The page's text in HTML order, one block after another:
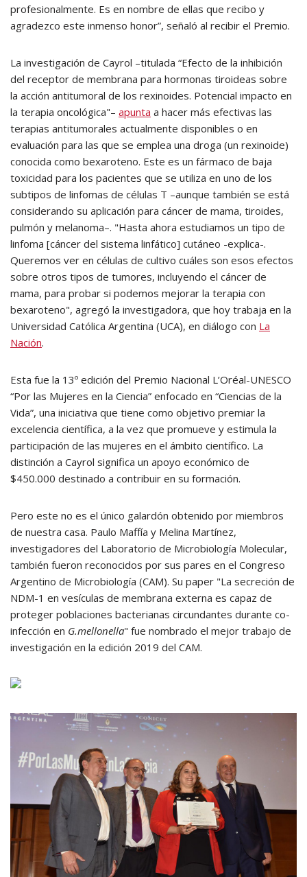
profesionalmente. Es en nombre de ellas que recibo y
agradezco este inmenso honor”, señaló al recibir el Premio.
La investigación de Cayrol –titulada “Efecto de la inhibición
del receptor de membrana para hormonas tiroideas sobre
la acción antitumoral de los rexinoides. Potencial impacto en
la terapia oncológica"– apunta a hacer más efectivas las
terapias antitumorales actualmente disponibles o en
evaluación para las que se emplea una droga (un rexinoide)
conocida como bexaroteno. Este es un fármaco de baja
toxicidad para los pacientes que se utiliza en uno de los
subtipos de linfomas de células T –aunque también se está
considerando su aplicación para cáncer de mama, tiroides,
pulmón y melanoma–. "Hasta ahora estudiamos un tipo de
linfoma [cáncer del sistema linfático] cutáneo -explica-.
Queremos ver en células de cultivo cuáles son esos efectos
sobre otros tipos de tumores, incluyendo el cáncer de
mama, para probar si podemos mejorar la terapia con
bexaroteno", agregó la investigadora, que hoy trabaja en la
Universidad Católica Argentina (UCA), en diálogo con La
Nación.
Esta fue la 13º edición del Premio Nacional L’Oréal-UNESCO
“Por las Mujeres en la Ciencia” enfocado en “Ciencias de la
Vida”, una iniciativa que tiene como objetivo premiar la
excelencia científica, a la vez que promueve y estimula la
participación de las mujeres en el ámbito científico. La
distinción a Cayrol significa un apoyo económico de
$450.000 destinado a contribuir en su formación.
Pero este no es el único galardón obtenido por miembros
de nuestra casa. Paulo Maffía y Melina Martínez,
investigadores del Laboratorio de Microbiología Molecular,
también fueron reconocidos por sus pares en el Congreso
Argentino de Microbiología (CAM). Su paper "La secreción de
NDM-1 en vesículas de membrana externa es capaz de
proteger poblaciones bacterianas circundantes durante co-
infección en G.mellonella" fue nombrado el mejor trabajo de
investigación en la edición 2019 del CAM.